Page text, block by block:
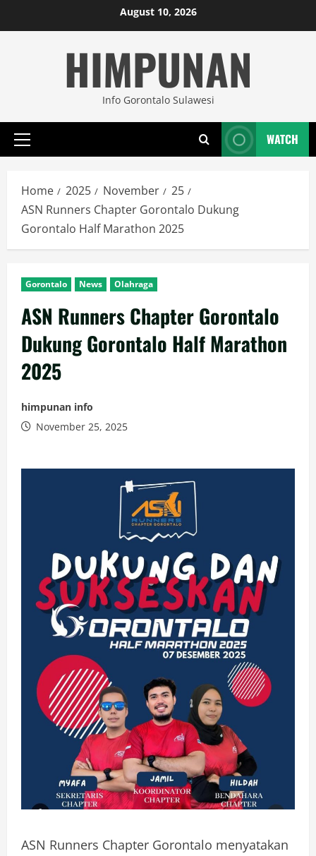
to
August 10, 2026
HIMPUNAN
Info Gorontalo Sulawesi
Primary
WATCH
Home 2025 November
25
ASN Runners Chapter Gorontalo Dukung
Gorontalo Half Marathon 2025
Gorontalo News Olahraga
ASN Runners Chapter Gorontalo
Dukung Gorontalo Half Marathon
2025
himpunan info
November 25, 2025
ASN Runners Chapter Gorontalo menyatakan